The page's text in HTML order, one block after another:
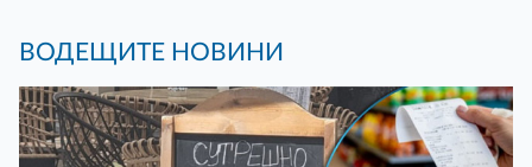
ВОДЕЩИТЕ НОВИНИ